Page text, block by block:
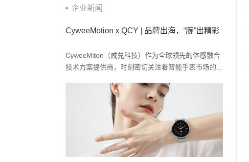
企业新闻
CyweeMotion x QCY | 品牌出海，“腕”出精彩
CyweeMiton（咸兑科技）作为全球领先的体感融合
技术方案提供商，时刻密切关注着智能手表市场的发
能手表无比“内卷”的今天，CyweeMotion赋能QCY品
牌，通过先进的AI体感运动解决方案，助力QCY推
出多款智能手表——QCY Watch GT3、QCY Watch
Elite及QCY Urban GS。